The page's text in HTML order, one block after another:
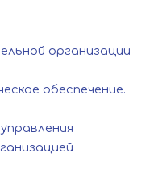
организации
обеспечение.